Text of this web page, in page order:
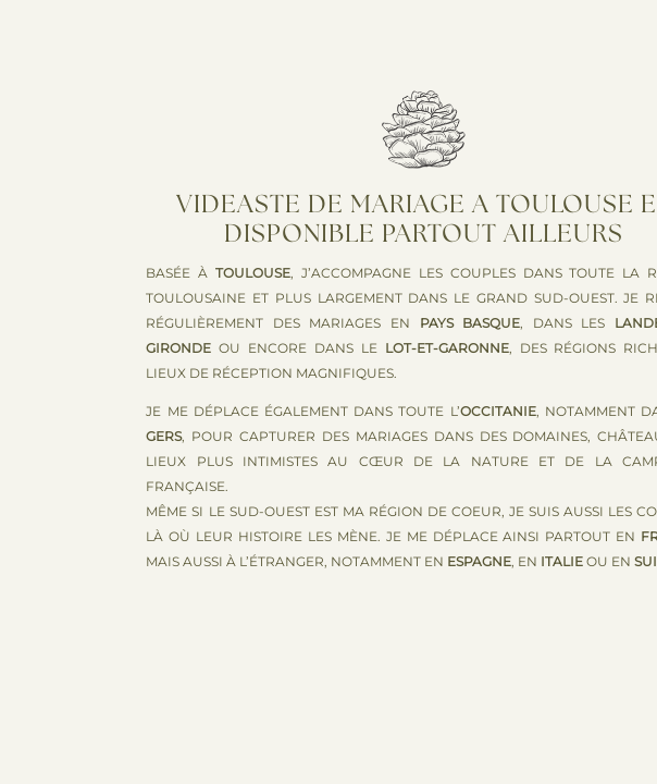
VIDEASTE DE MARIAGE A TOULOUSE
DISPONIBLE PARTOUT AILLEURS
BASÉE ÀTOULOUSE , J’ACCOMPAGNE LES COUPLES DANS TOUTE LA
TOULOUSAINE ET PLUS LARGEMENT DANS LE GRAND SUD-OUEST. JE
RÉGULIÈREMENT DES MARIAGES EN PAYS BASQUE , DANS LES
GIRONDE OU ENCORE DANS LE LOT-ET-GARONNE, DES RÉGIONS
LIEUX DE RÉCEPTION MAGNIFIQUES.
JE ME DÉPLACE ÉGALEMENT DANS TOUTE L’OCCITANIE, NOTAMMENT
GERS, POUR CAPTURER DES MARIAGES DANS DES DOMAINES,
LIEUX PLUS INTIMISTES AU CŒUR DE LA NATURE ET DE LA
FRANÇAISE.
MÊME SI LE SUD-OUEST EST MA RÉGION DE COEUR, JE SUIS AUSSI LES
LÀ OÙ LEUR HISTOIRE LES MÈNE. JE ME DÉPLACE AINSI PARTOUT EN
MAIS AUSSI À L’ÉTRANGER, NOTAMMENT EN ESPAGNE , EN ITALIE OU EN